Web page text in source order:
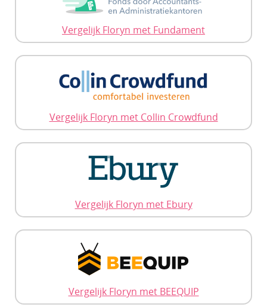
Vergelijk Floryn met Fundament
Vergelijk Floryn met Collin Crowdfund
Vergelijk Floryn met Ebury
Vergelijk Floryn met BEEQUIP